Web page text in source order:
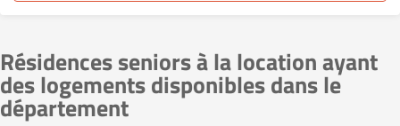
Résidences seniors à la location ayant
des logements disponibles dans le
département